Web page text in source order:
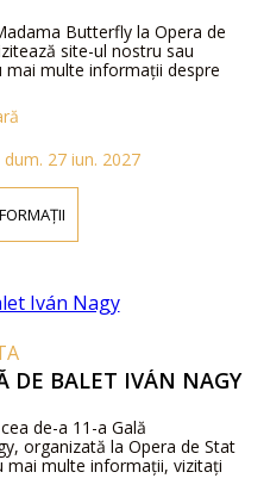
Butterfly la Opera de
site-ul nostru sau
multe informații despre
27 iun. 2027
DE BALET IVÁN NAGY
de-a 11-a Gală
organizată la Opera de Stat
mai multe informații, vizitați